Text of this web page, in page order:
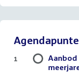
Aanbod
1